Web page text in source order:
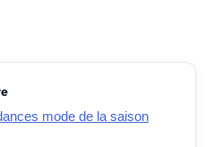
mode de la saison